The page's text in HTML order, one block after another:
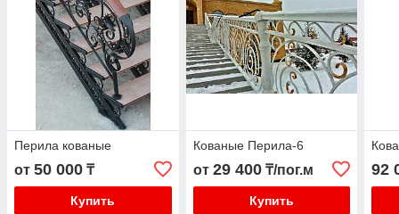
Перила кованые
от 50 000 ₸
Купить
Кованые Перила-6
от 29 400₸/пог.м
Купить
92